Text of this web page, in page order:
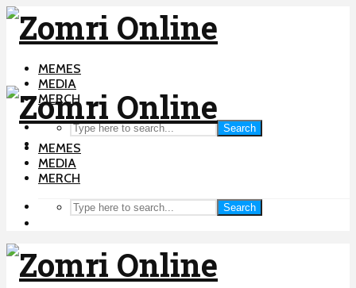
MEMES
MEDIA
MERCH
Search
MEMES
MEDIA
MERCH
Search